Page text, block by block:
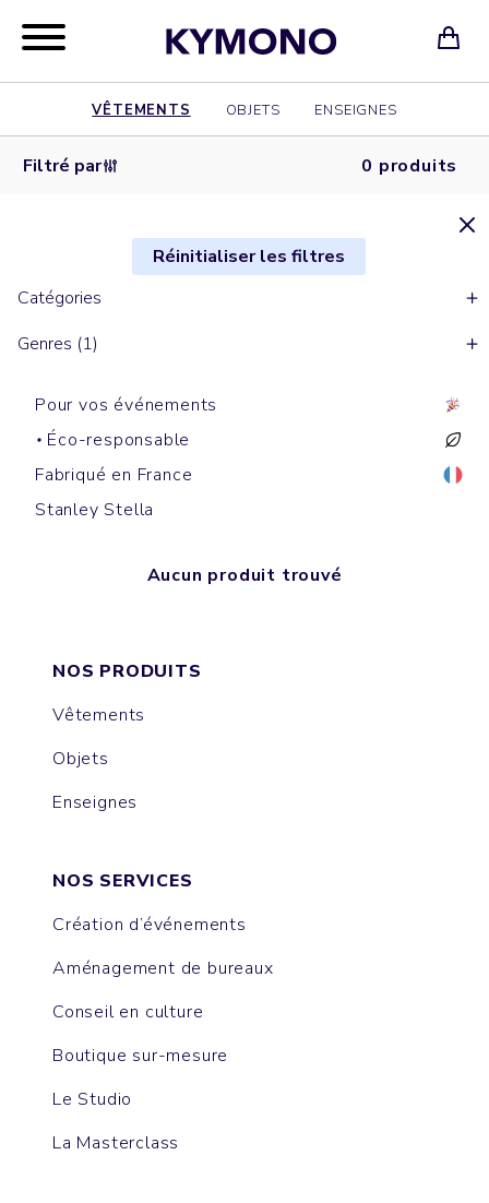
VÊTEMENTS OBJETS ENSEIGNES
Filtré par 0 produits
Réinitialiser les filtres
Catégories
Genres (1)
Pour vos événements
Éco-responsable
Fabriqué en France
Stanley Stella
Aucun produit trouvé
NOS PRODUITS
Vêtements
Objets
Enseignes
NOS SERVICES
Création d’événements
Aménagement de bureaux
Conseil en culture
Boutique sur-mesure
Le Studio
La Masterclass